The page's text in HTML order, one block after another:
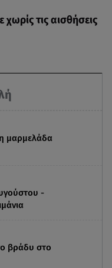
μαρμελάδα
-
βράδυ στο
τις αισθήσεις